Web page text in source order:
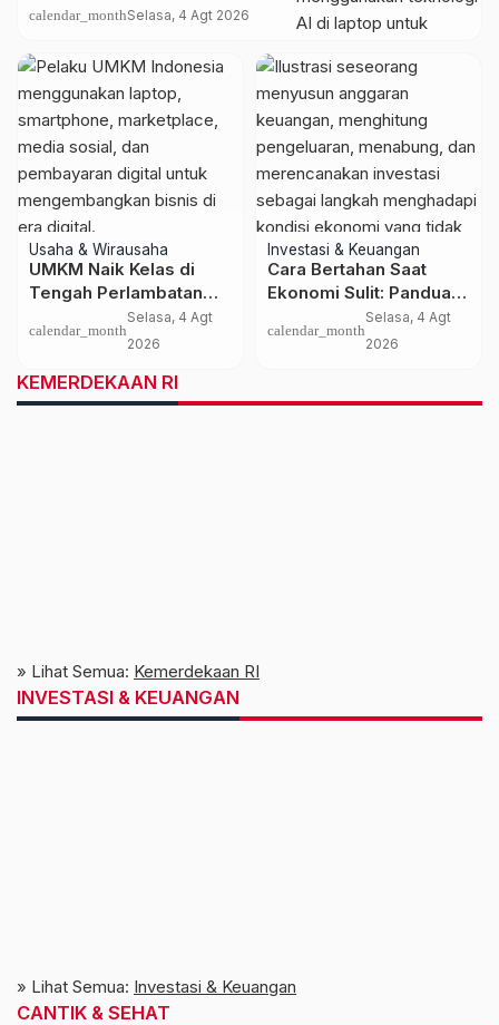
dan Ekonomi Digital 2027
calendar_monthSelasa, 4 Agt 2026
Usaha & Wirausaha
UMKM Naik Kelas di
Tengah Perlambatan
Ekonomi: Strategi
Bertahan dan Tumbuh di
calendar_month
Selasa, 4 Agt
2026
Investasi & Keuangan
Cara Bertahan Saat
Ekonomi Sulit: Panduan
Mengelola Keuangan,
Investasi, dan
calendar_month
Selasa, 4 Agt
2026
KEMERDEKAAN RI
» Lihat Semua: Kemerdekaan RI
INVESTASI & KEUANGAN
» Lihat Semua: Investasi & Keuangan
CANTIK & SEHAT